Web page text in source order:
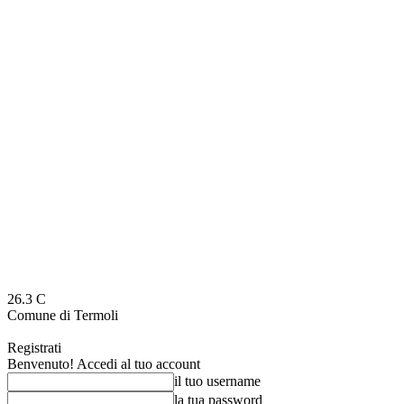
26.3 C
Comune di Termoli
Registrati
Benvenuto! Accedi al tuo account
il tuo username
la tua password